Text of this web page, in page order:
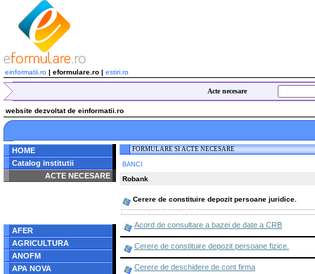
einformatii.ro | eformulare.ro | estiri.ro
Acte necesare
website dezvoltat de einformatii.ro
HOME
Catalog institutii
ACTE NECESARE
/home/eformulare.ro/public_html/navigare/stanga.php
AFER
AGRICULTURA
ANOFM
APA NOVA
FORMULARE SI ACTE NECESARE
BANCI
Robank
Cerere de constituire depozit persoane juridice.
Acord de consultare a bazei de date a CRB
Cerere de constituire depozit persoane fizice.
Cerere de deschidere de cont firma